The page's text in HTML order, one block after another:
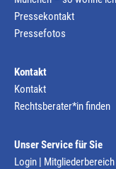
Pressekontakt
Pressefotos
Kontakt
Kontakt
Rechtsberater*in finden
Unser Service für Sie
Login | Mitgliederbereich